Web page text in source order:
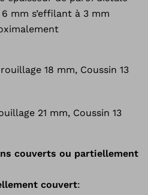
6 mm s’effilant à 3 mm
18 mm, Coussin 13
21 mm, Coussin 13
couverts ou partiellement
couvert: